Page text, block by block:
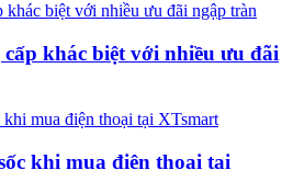
khác biệt với nhiều ưu đãi
khi mua điện thoại tại